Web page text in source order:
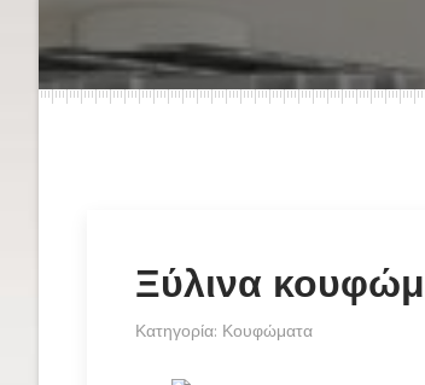
Ξύλινα
Κατηγορία: Κουφώματα